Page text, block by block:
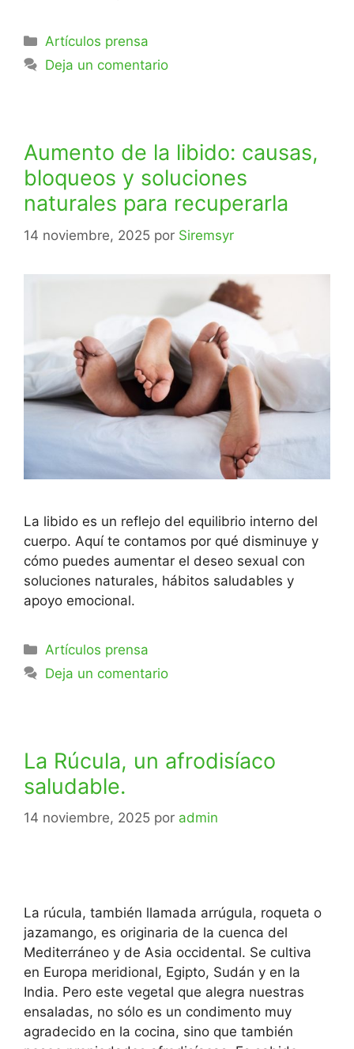
Artículos prensa
Deja un comentario
Aumento de la libido: causas,
bloqueos y soluciones
naturales para recuperarla
14 noviembre, 2025 por Siremsyr
La libido es un reflejo del equilibrio interno del
cuerpo. Aquí te contamos por qué disminuye y
cómo puedes aumentar el deseo sexual con
soluciones naturales, hábitos saludables y
apoyo emocional.
Artículos prensa
Deja un comentario
La Rúcula, un afrodisíaco
saludable.
14 noviembre, 2025 por admin
La rúcula, también llamada arrúgula, roqueta o
jazamango, es originaria de la cuenca del
Mediterráneo y de Asia occidental. Se cultiva
en Europa meridional, Egipto, Sudán y en la
India. Pero este vegetal que alegra nuestras
ensaladas, no sólo es un condimento muy
agradecido en la cocina, sino que también